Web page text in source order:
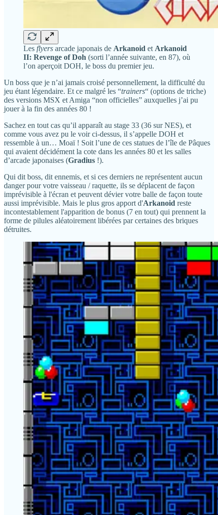
Les flyers arcade japonais de Arkanoid et Arkanoid
II: Revenge of Doh (sorti l’année suivante, en 87), où
l’on aperçoit DOH, le boss du premier jeu.
Un boss que je n’ai jamais croisé personnellement, la difficulté du
jeu étant légendaire. Et ce malgré les “trainers“ (options de triche)
des versions MSX et Amiga “non officielles” auxquelles j’ai pu
jouer à la fin des années 80 !
Sachez en tout cas qu’il apparaît au stage 33 (36 sur NES), et
comme vous avez pu le voir ci-dessus, il s’appelle DOH et
ressemble à un… Moaï ! Soit l’une de ces statues de l’île de Pâques
qui avaient décidément la cote dans les années 80 et les salles
d’arcade japonaises (Gradius !).
Qui dit boss, dit ennemis, et si ces derniers ne représentent aucun
danger pour votre vaisseau / raquette, ils se déplacent de façon
imprévisible à l'écran et peuvent dévier votre balle de façon toute
aussi imprévisible. Mais le plus gros apport d'Arkanoid reste
incontestablement l'apparition de bonus (7 en tout) qui prennent la
forme de pilules aléatoirement libérées par certaines des briques
détruites.